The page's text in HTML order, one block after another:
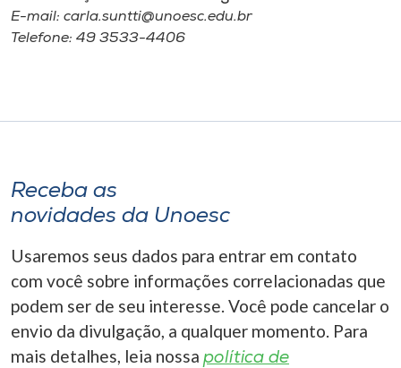
E-mail: carla.suntti@unoesc.edu.br
Telefone: 49 3533-4406
Receba as
novidades da Unoesc
Usaremos seus dados para entrar em contato
com você sobre informações correlacionadas que
podem ser de seu interesse. Você pode cancelar o
envio da divulgação, a qualquer momento. Para
mais detalhes, leia nossa política de